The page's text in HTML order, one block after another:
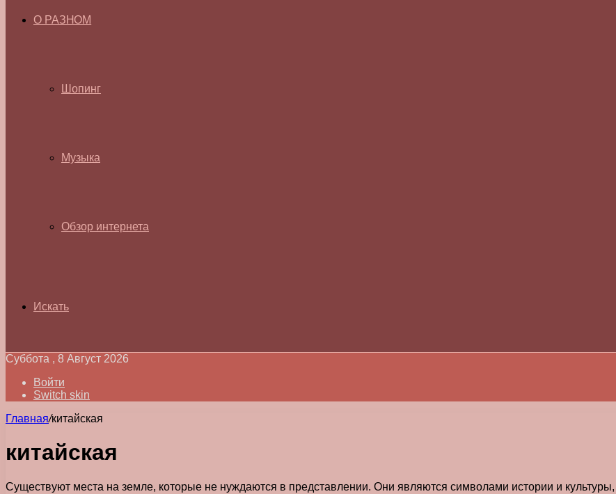
О РАЗНОМ
Шопинг
Музыка
Обзор интернета
Искать
Суббота , 8 Август 2026
Войти
Switch skin
Главная/китайская
китайская
Существуют места на земле, которые не нуждаются в представлении. Они являются символами истории и